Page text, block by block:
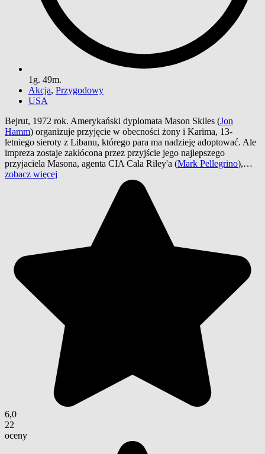
1g. 49m.
Akcja, Przygodowy
USA
Bejrut, 1972 rok. Amerykański dyplomata Mason Skiles (Jon
Hamm) organizuje przyjęcie w obecności żony i Karima, 13-
letniego sieroty z Libanu, którego para ma nadzieję adoptować. Ale
impreza zostaje zakłócona przez przyjście jego najlepszego
przyjaciela Masona, agenta CIA Cala Riley'a (Mark Pellegrino),…
zobacz więcej
6,0
22
oceny